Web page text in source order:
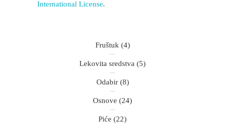
International License.
Fruštuk (4)
Lekovita sredstva (5)
Odabir(8)
Osnove (24)
Piće (22)